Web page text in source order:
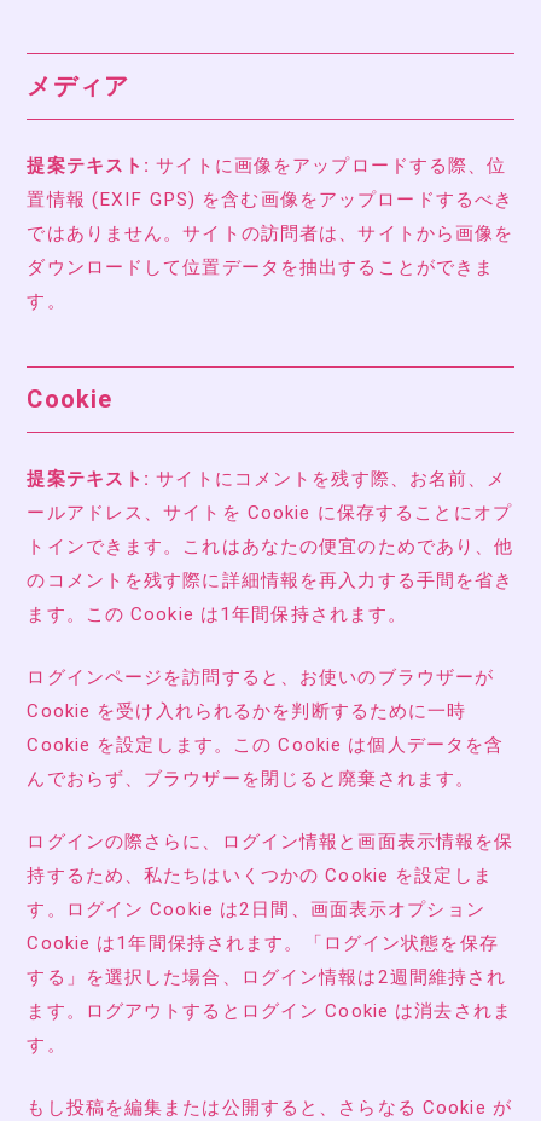
メディア
提案テキスト:サイトに画像をアップロードする際、位
置情報 (EXIF GPS) を含む画像をアップロードするべき
ではありません。サイトの訪問者は、サイトから画像を
ダウンロードして位置データを抽出することができま
す。
Cookie
提案テキスト:サイトにコメントを残す際、お名前、メ
ールアドレス、サイトを Cookie に保存することにオプ
トインできます。これはあなたの便宜のためであり、他
のコメントを残す際に詳細情報を再入力する手間を省き
ます。この Cookie は1年間保持されます。
ログインページを訪問すると、お使いのブラウザーが
Cookie を受け入れられるかを判断するために一時
Cookie を設定します。この Cookie は個人データを含
んでおらず、ブラウザーを閉じると廃棄されます。
ログインの際さらに、ログイン情報と画面表示情報を保
持するため、私たちはいくつかの Cookie を設定しま
す。ログイン Cookie は2日間、画面表示オプション
Cookie は1年間保持されます。「ログイン状態を保存
する」を選択した場合、ログイン情報は2週間維持され
ます。ログアウトするとログイン Cookie は消去されま
す。
もし投稿を編集または公開すると、さらなる Cookie が